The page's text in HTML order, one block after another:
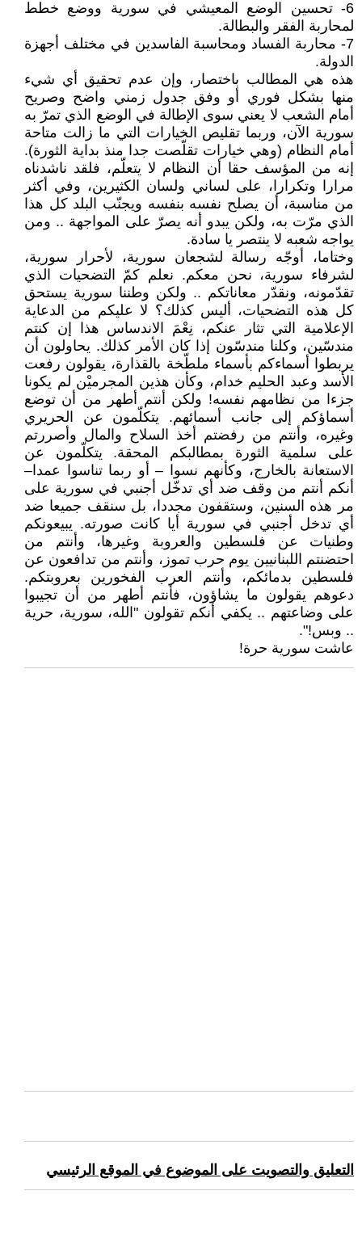
6- تحسين الوضع المعيشي في سورية ووضع خطط
لمحاربة الفقر والبطالة.
7- محاربة الفساد ومحاسبة الفاسدين في مختلف أجهزة
الدولة.
هذه هي المطالب باختصار، وإن عدم تحقيق أي شيء
منها بشكل فوري أو وفق جدول زمني واضح وصريح
أمام الشعب لا يعني سوى الإطالة في الوضع الذي تمرّ به
سورية الآن، وربما تقليص الخيارات التي ما زالت متاحة
أمام النظام (وهي خيارات تقلّصت جدا منذ بداية الثورة).
إنه من المؤسف حقا أن النظام لا يتعلّم، فلقد ناشدناه
مرارا وتكرارا، على لساني ولسان الكثيرين، وفي أكثر
من مناسبة، أن يصلح نفسه بنفسه ويجنّب البلد كل هذا
الذي مرّت به، ولكن يبدو أنه يصرّ على المواجهة .. ومن
يواجه شعبه لا ينتصر يا سادة.
وختاما، أوجّه رسالة لشجعان سورية، لأحرار سورية،
لشرفاء سورية، نحن معكم. نعلم كمّ التضحيات الذي
تقدّمونه، ونقدّر معاناتكم .. ولكن وطننا سورية يستحق
كل هذه التضحيات، أليس كذلك؟ لا عليكم من الدعاية
الإعلامية التي تثار عنكم، نِعْمَ الاندساس هذا إن كنتم
مندسّين، وكلنا مندسّون إذا كان الأمر كذلك. يحاولون أن
يربطوا أسماءكم بأسماء ملطّخة بالقذارة، يقولون رفعت
الأسد وعبد الحليم خدام، وكأن هذين المجرميْن لم يكونا
جزءا من نظامهم نفسه! ولكن أنتم أطهر من أن توضع
أسماؤكم إلى جانب أسمائهم. يتكلّمون عن الحريري
وغيره، وأنتم من رفضتم أخذ السلاح والمال وأصررتم
على سلمية الثورة بمطالبكم المحقة. يتكلّمون عن
الاستعانة بالخارج، وكأنهم نسوا – أو ربما تناسوا عمدا–
أنكم أنتم من وقف ضد أي تدخّل أجنبي في سورية على
مر هذه السنين، وستقفون مجددا، بل سنقف جميعا ضد
أي تدخل أجنبي في سورية أيا كانت صورته. يبيعونكم
وطنيات عن فلسطين والعروبة وغيرها، وأنتم من
احتضنتم اللبنانيين يوم حرب تموز، وأنتم من تدافعون عن
فلسطين بدمائكم، وأنتم العرب الفخورين بعروبتكم.
دعوهم يقولون ما يشاؤون، فأنتم أطهر من أن تجيبوا
على وضاعتهم .. يكفي أنكم تقولون "الله، سورية، حرية
.. وبس!".
عاشت سورية حرة!
التعليق والتصويت على الموضوع في الموقع الرئيسي